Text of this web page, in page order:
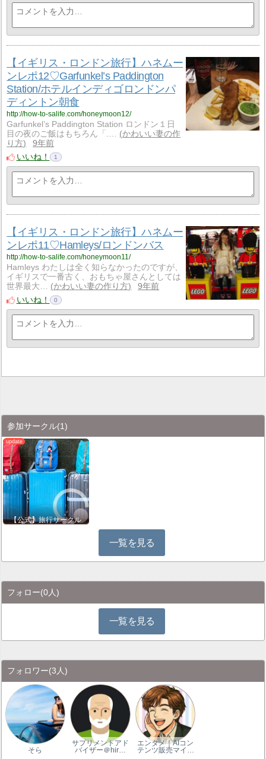
【イギリス・ロンドン旅行】ハネムー
ンレポ12♡Garfunkel’s Paddington
Station/ホテルインディゴロンドンパ
ディントン朝食
http://how-to-salife.com/honeymoon12/
Garfunkel’s Paddington Station ロンドン１日
目の夜のご飯はもちろん「.…
かわいい妻の作
り方
9年前
いいね！
1
【イギリス・ロンドン旅行】ハネムー
ンレポ11♡Hamleys/ロンドンバス
http://how-to-salife.com/honeymoon11/
Hamleys わたしは全く知らなかったのですが、
イギリスで一番古く、おもちゃ屋さんとしては
世界最大…
かわいい妻の作り方
9年前
いいね！
0
参加サークル(1)
【公式】旅行サークル
一覧を見る
フォロー(0人)
一覧を見る
フォロワー(3人)
そら
サプリメントアド
バイザー＠hir…
エンタメ｜AIコン
テンツ販売マイ…